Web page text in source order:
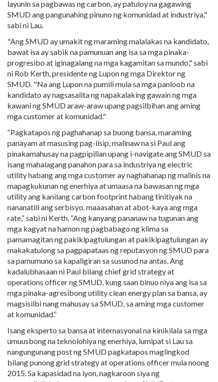
layunin sa pagbawas ng carbon, ay patuloy na gagawing
SMUD ang pangunahing pinuno ng komunidad at industriya,"
sabi ni Lau.
"Ang SMUD ay umakit ng maraming malalakas na kandidato,
bawat isa ay sabik na pamunuan ang isa sa mga pinaka-
progresibo at iginagalang na mga kagamitan sa mundo," sabi
ni Rob Kerth, presidente ng Lupon ng mga Direktor ng
SMUD. "Na ang Lupon na pumili mula sa mga panloob na
kandidato ay nagsasalita ng napakalaking gawain ng mga
kawani ng SMUD araw-araw upang pagsilbihan ang aming
mga customer at komunidad."
“Pagkatapos ng paghahanap sa buong bansa, maraming
panayam at masusing pag-iisip, malinaw na si Paul ang
pinakamahusay na pagpipilian upang i-navigate ang SMUD sa
isang mahalagang panahon para sa industriya ng electric
utility habang ang mga customer ay naghahanap ng malinis na
mapagkukunan ng enerhiya at umaasa na bawasan ng mga
utility ang kanilang carbon footprint habang tinitiyak na
nananatili ang serbisyo. maaasahan at abot-kaya ang mga
rate,” sabi ni Kerth. “Ang kanyang pananaw na tugunan ang
mga kagyat na hamon ng pagbabago ng klima sa
pamamagitan ng pakikipagtulungan at pakikipagtulungan ay
makakatulong sa pagpapataas ng reputasyon ng SMUD para
sa pamumuno sa kapaligiran sa susunod na antas. Ang
kadalubhasaan ni Paul bilang chief grid strategy at
operations officer ng SMUD, kung saan binuo niya ang isa sa
mga pinaka-agresibong utility clean energy plan sa bansa, ay
magsisilbi nang mahusay sa SMUD, sa aming mga customer
at komunidad.”
Isang eksperto sa bansa at internasyonal na kinikilala sa mga
umuusbong na teknolohiya ng enerhiya, lumipat si Lau sa
nangungunang post ng SMUD pagkatapos maglingkod
bilang punong grid strategy at operations officer mula noong
2015. Sa kapasidad na iyon, nagkaroon siya ng